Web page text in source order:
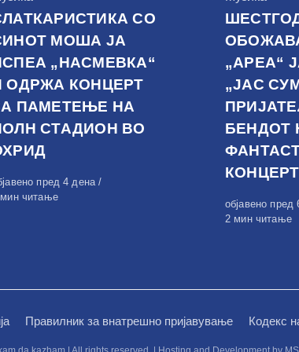
СО
МОША ЈА
„НАСМЕВКА“
ОДРЖА КОНЦЕРТ
ПАМЕТЕЊЕ НА
СТАДИОН ВО
пред 4 дена
читање
„АРЕА“
„ЈАС
БЕНДОТ
Објавено
на
објавено пред
2 мин читање
Правилник за внатрешно пријавување Кодекс